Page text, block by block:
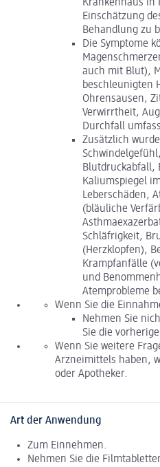
Krankenhaus in
Einschätzung
Behandlung zu
Die Symptome
auch mit Blut),
beschleunigten
Ohrensausen,
Verwirrtheit,
Durchfall
Zusätzlich
Blutdruckabfall,
Kaliumspiegel
Leberschäden,
(bläuliche
Schläfrigkeit,
(Herzklopfen),
Krampfanfälle
und
Atemprobleme
Wenn Sie die
Nehmen Sie
Sie die
Wenn Sie weitere
Arzneimittels haben,
oder Apotheker.
Art der Anwendung
Zum Einnehmen.
Nehmen Sie die